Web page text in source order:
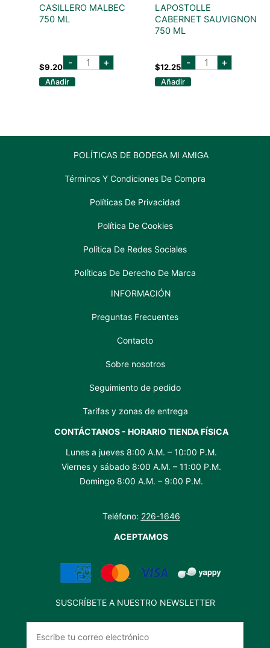
CASILLERO MALBEC
750 ML
$9.20 - CASILLERO
MALBEC
+
Añadir
LAPOSTOLLE
CABERNET SAUVIGNON
750 ML
$12.25 - lapostolle
cabernet
+
Añadir
POLÍTICAS DE BODEGA MI AMIGA
Términos Y Condiciones De Compra
Políticas De Privacidad
Política De Cookies
Política De Redes Sociales
Políticas De Derecho De Marca
INFORMACIÓN
Preguntas Frecuentes
Contacto
Sobre nosotros
Seguimiento de pedido
Tarifas y zonas de entrega
CONTÁCTANOS - HORARIO TIENDA FÍSICA
Lunes a jueves 8:00 A.M. – 10:00 P.M.
Viernes y sábado 8:00 A.M. – 11:00 P.M.
Domingo 8:00 A.M. – 9:00 P.M.
Teléfono: 226-1646
ACEPTAMOS
SUSCRÍBETE A NUESTRO NEWSLETTER